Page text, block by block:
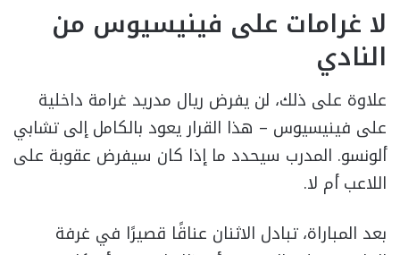
لا غرامات على فينيسيوس من
النادي
علاوة على ذلك، لن يفرض ريال مدريد غرامة داخلية
على فينيسيوس – هذا القرار يعود بالكامل إلى تشابي
ألونسو. المدرب سيحدد ما إذا كان سيفرض عقوبة على
اللاعب أم لا.
بعد المباراة، تبادل الاثنان عناقًا قصيرًا في غرفة